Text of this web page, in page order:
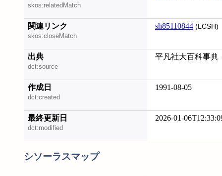
skos:relatedMatch
関連リンク
skos:closeMatch
sh85110844 (LCSH)
出典
dct:source
平凡社大百科事典
作成日
dct:created
1991-08-05
最終更新日
dct:modified
2026-01-
シソーラスマップ